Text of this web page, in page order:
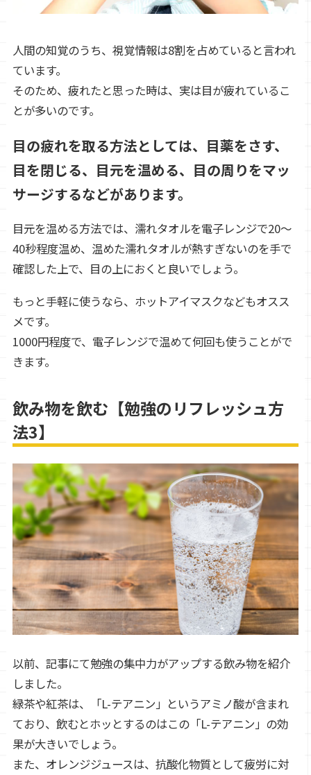
人間の知覚のうち、視覚情報は8割を占めていると言われ
ています。
そのため、疲れたと思った時は、実は目が疲れているこ
とが多いのです。
目の疲れを取る方法としては、目薬をさす、
目を閉じる、目元を温める、目の周りをマッ
サージするなどがあります。
目元を温める方法では、濡れタオルを電子レンジで20～
40秒程度温め、温めた濡れタオルが熱すぎないのを手で
確認した上で、目の上におくと良いでしょう。
もっと手軽に使うなら、ホットアイマスクなどもオスス
メです。
1000円程度で、電子レンジで温めて何回も使うことがで
きます。
飲み物を飲む【勉強のリフレッシュ方
法3】
以前、記事にて勉強の集中力がアップする飲み物を紹介
しました。
緑茶や紅茶は、「L-テアニン」というアミノ酸が含まれ
ており、飲むとホッとするのはこの「L-テアニン」の効
果が大きいでしょう。
また、オレンジジュースは、抗酸化物質として疲労に対